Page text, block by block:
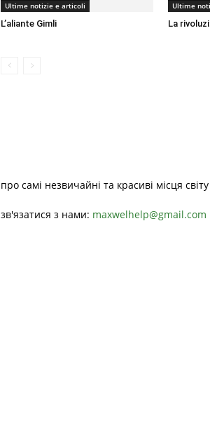
Ultime notizie e articoli
L’aliante Gimli
Ultime
La
про самі незвичайні та красиві місця світу
зв'язатися з нами: maxwelhelp@gmail.com